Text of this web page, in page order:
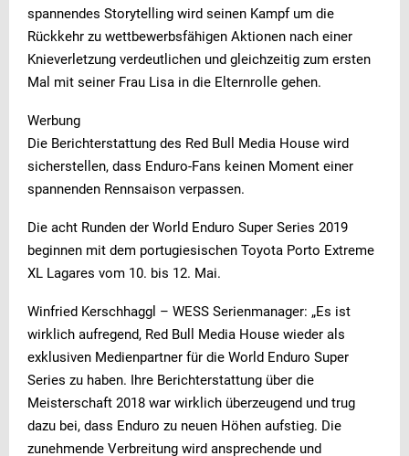
spannendes Storytelling wird seinen Kampf um die
Rückkehr zu wettbewerbsfähigen Aktionen nach einer
Knieverletzung verdeutlichen und gleichzeitig zum ersten
Mal mit seiner Frau Lisa in die Elternrolle gehen.
Werbung
Die Berichterstattung des Red Bull Media House wird
sicherstellen, dass Enduro-Fans keinen Moment einer
spannenden Rennsaison verpassen.
Die acht Runden der World Enduro Super Series 2019
beginnen mit dem portugiesischen Toyota Porto Extreme
XL Lagares vom 10. bis 12. Mai.
Winfried Kerschhaggl – WESS Serienmanager: „Es ist
wirklich aufregend, Red Bull Media House wieder als
exklusiven Medienpartner für die World Enduro Super
Series zu haben. Ihre Berichterstattung über die
Meisterschaft 2018 war wirklich überzeugend und trug
dazu bei, dass Enduro zu neuen Höhen aufstieg. Die
zunehmende Verbreitung wird ansprechende und